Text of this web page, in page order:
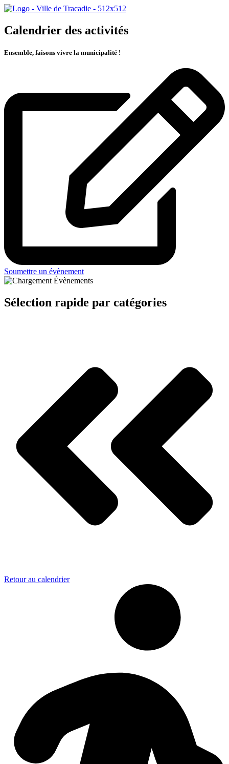
Calendrier des activités
Ensemble, faisons vivre la municipalité !
Soumettre un évènement
Sélection rapide par catégories
Retour au calendrier